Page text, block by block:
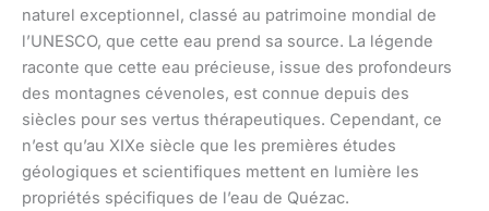
naturel exceptionnel, classé au patrimoine mondial de
l’UNESCO, que cette eau prend sa source. La légende
raconte que cette eau précieuse, issue des profondeurs
des montagnes cévenoles, est connue depuis des
siècles pour ses vertus thérapeutiques. Cependant, ce
n’est qu’au XIXe siècle que les premières études
géologiques et scientifiques mettent en lumière les
propriétés spécifiques de l’eau de Quézac.